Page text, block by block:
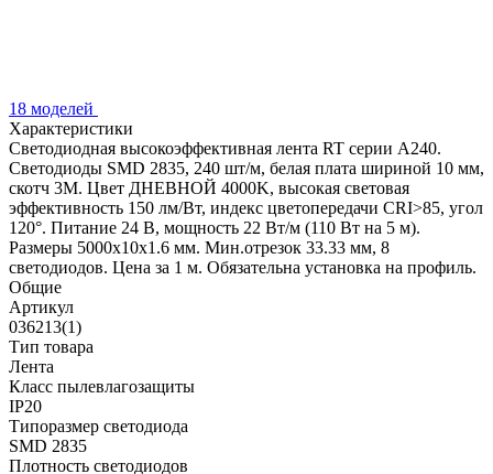
18 моделей
Характеристики
Светодиодная высокоэффективная лента RT серии A240.
Светодиоды SMD 2835, 240 шт/м, белая плата шириной 10 мм,
скотч 3M. Цвет ДНЕВНОЙ 4000K, высокая световая
эффективность 150 лм/Вт, индекс цветопередачи CRI>85, угол
120°. Питание 24 В, мощность 22 Вт/м (110 Вт на 5 м).
Размеры 5000x10x1.6 мм. Мин.отрезок 33.33 мм, 8
светодиодов. Цена за 1 м. Обязательна установка на профиль.
Общие
Артикул
036213(1)
Тип товара
Лента
Класс пылевлагозащиты
IP20
Типоразмер светодиода
SMD 2835
Плотность светодиодов